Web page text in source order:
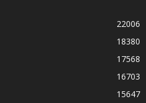
22006
18380
17568
16703
15647